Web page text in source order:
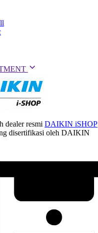
dealer resmi DAIKIN iSHOP
disertifikasi oleh DAIKIN